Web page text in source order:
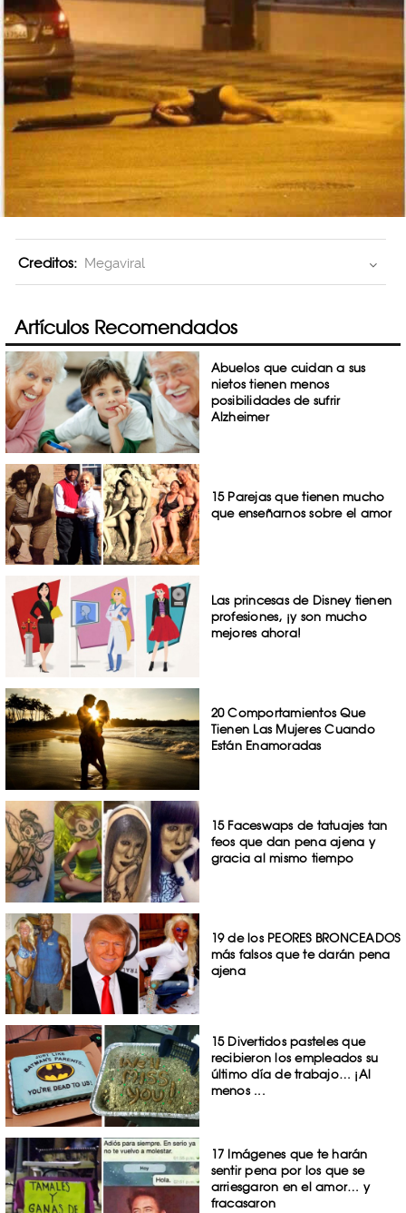
Creditos: Megaviral
Artículos Recomendados
Abuelos que cuidan a sus
nietos tienen menos
posibilidades de sufrir
Alzheimer
15 Parejas que tienen mucho
que enseñarnos sobre el amor
Las princesas de Disney tienen
profesiones, ¡y son mucho
mejores ahora!
20 Comportamientos Que
Tienen Las Mujeres Cuando
Están Enamoradas
15 Faceswaps de tatuajes tan
feos que dan pena ajena y
gracia al mismo tiempo
19 de los PEORES BRONCEADOS
más falsos que te darán pena
ajena
15 Divertidos pasteles que
recibieron los empleados su
último día de trabajo… ¡Al
menos ...
17 Imágenes que te harán
sentir pena por los que se
arriesgaron en el amor… y
fracasaron